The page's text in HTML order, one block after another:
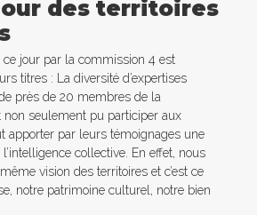
des territoires
ce jour par la commission 4 est
titres : La diversité d’expertises
près de 20 membres de la
seulement pu participer aux
apporter par leurs témoignages une
collective. En effet, nous
vision des territoires et c’est ce
notre patrimoine culturel, notre bien